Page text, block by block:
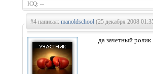
ICQ: --
#4 написал: manoldschool (25 декабря 2008
да зачетный ролик